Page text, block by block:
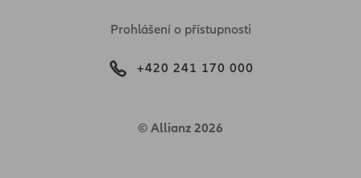
Prohlášení o přístupnosti
© Allianz 2026
+420 241 170 000